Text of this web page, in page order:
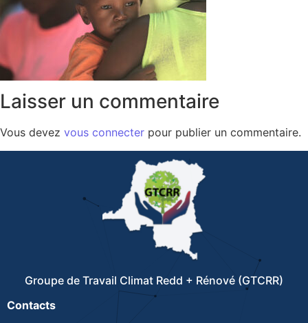
Laisser un commentaire
Vous devez vous connecter pour publier un commentaire.
Groupe de Travail Climat Redd + Rénové (GTCRR)
Contacts